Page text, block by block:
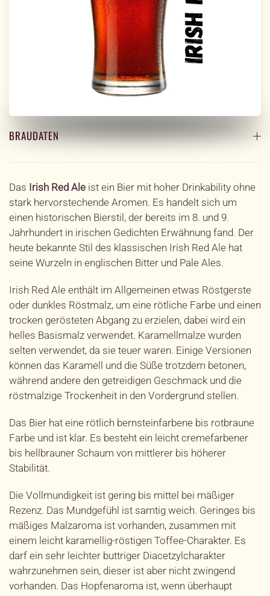
BRAUDATEN
Das Irish Red Ale ist ein Bier mit hoher Drinkability ohne
stark hervorstechende Aromen. Es handelt sich um
einen historischen Bierstil, der bereits im 8. und 9.
Jahrhundert in irischen Gedichten Erwähnung fand. Der
heute bekannte Stil des klassischen Irish Red Ale hat
seine Wurzeln in englischen Bitter und Pale Ales.
Irish Red Ale enthält im Allgemeinen etwas Röstgerste
oder dunkles Röstmalz, um eine rötliche Farbe und einen
trocken gerösteten Abgang zu erzielen, dabei wird ein
helles Basismalz verwendet. Karamellmalze wurden
selten verwendet, da sie teuer waren. Einige Versionen
können das Karamell und die Süße trotzdem betonen,
während andere den getreidigen Geschmack und die
röstmalzige Trockenheit in den Vordergrund stellen.
Das Bier hat eine rötlich bernsteinfarbene bis rotbraune
Farbe und ist klar. Es besteht ein leicht cremefarbener
bis hellbrauner Schaum von mittlerer bis höherer
Stabilität.
Die Vollmundigkeit ist gering bis mittel bei mäßiger
Rezenz. Das Mundgefühl ist samtig weich. Geringes bis
mäßiges Malzaroma ist vorhanden, zusammen mit
einem leicht karamellig-röstigen Toffee-Charakter. Es
darf ein sehr leichter buttriger Diacetzylcharakter
wahrzunehmen sein, dieser ist aber nicht zwingend
vorhanden. Das Hopfenaroma ist, wenn überhaupt